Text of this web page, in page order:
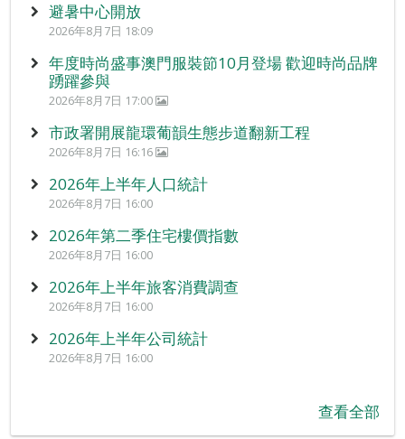
避暑中心開放
2026年8月7日 18:09
年度時尚盛事澳門服裝節10月登場 歡迎時尚品牌
踴躍參與
2026年8月7日 17:00
市政署開展龍環葡韻生態步道翻新工程
2026年8月7日 16:16
2026年上半年人口統計
2026年8月7日 16:00
2026年第二季住宅樓價指數
2026年8月7日 16:00
2026年上半年旅客消費調查
2026年8月7日 16:00
2026年上半年公司統計
2026年8月7日 16:00
查看全部